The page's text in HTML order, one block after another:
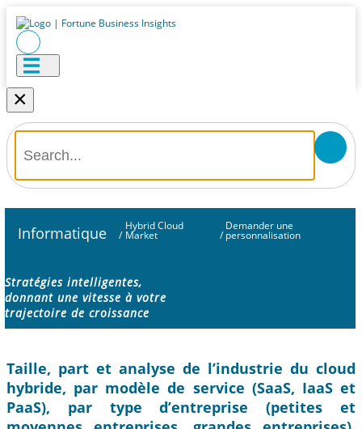
×
Informatique /
Hybrid Cloud
Market /
Demander une
personnalisation
Stratégies intelligentes,
donnant une vitesse à votre
trajectoire de croissance
Taille, part et analyse de l’industrie du cloud
hybride, par modèle de service (SaaS, IaaS et
PaaS), par type d’entreprise (petites et